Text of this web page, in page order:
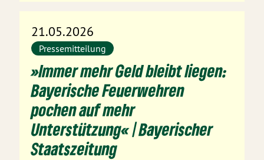
21.05.2026
Pressemitteilung
»Immer mehr Geld bleibt liegen:
Bayerische Feuerwehren
pochen auf mehr
Unterstützung« | Bayerischer
Staatszeitung